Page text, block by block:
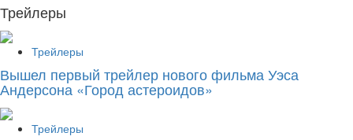
Трейлеры
Трейлеры
Вышел первый трейлер нового фильма Уэса
Андерсона «Город астероидов»
Трейлеры